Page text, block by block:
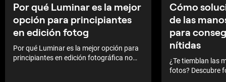
Por qué Luminar es la mejor
opción para principiantes
en edición fotog
Por qué Luminar es la mejor opción para
principiantes en edición fotográfica no
Cómo
de las
para
nítidas
¿Te tiemblan las
fotos? Descubre